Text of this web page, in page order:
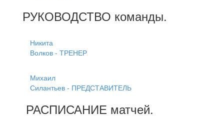
РУКОВОДСТВО команды.
Никита
Волков - ТРЕНЕР
Михаил
Силантьев - ПРЕДСТАВИТЕЛЬ
РАСПИСАНИЕ матчей.